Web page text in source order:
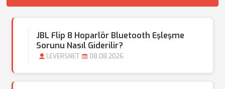
JBL Flip 8 Hoparlör Bluetooth Eşleşme
Sorunu Nasıl Giderilir?
LEVERSNET 08.08.2026